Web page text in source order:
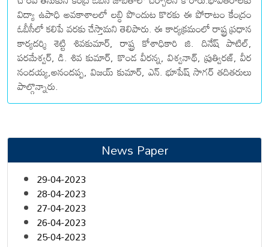
విద్యా ఉపాధి అవకాశాలలో లబ్ధి పొందుట కొరకు ఈ పోరాటం కేంద్రం
ఓబీసీలో కలిపే వరకు చేస్తామని తెలిపారు. ఈ కార్యక్రమంలో రాష్ట్ర ప్రధాన
కార్యదర్శి శెట్టి శివకుమార్, రాష్ట్ర కోశాధికారి జి. దినేష్ పాటిల్,
పరమేశ్వర్, డి. శివ కుమార్, కొండ వీరన్న, విశ్వనాథ్, ప్రుత్విరజ్, వీర
నందయ్య,అనందప్ప, విజయ్ కుమార్, ఎన్. భూపేష్ సాగర్ తదితరులు
పాల్గొన్నారు.
News Paper
29-04-2023
28-04-2023
27-04-2023
26-04-2023
25-04-2023